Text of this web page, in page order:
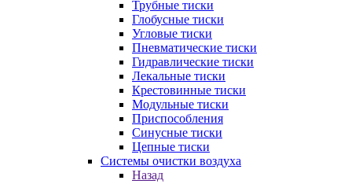
Трубные тиски
Глобусные тиски
Угловые тиски
Пневматические тиски
Гидравлические тиски
Лекальные тиски
Крестовинные тиски
Модульные тиски
Приспособления
Синусные тиски
Цепные тиски
Системы очистки воздуха
Назад